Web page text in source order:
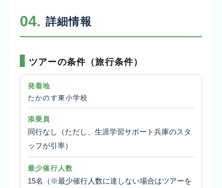
04. 詳細情報
ツアーの条件（旅行条件）
発着地
たかのす東小学校
添乗員
同行なし（ただし、生涯学習サポート兵庫のスタ
ッフが引率）
最少催行人数
15名（※最少催行人数に達しない場合はツアーを